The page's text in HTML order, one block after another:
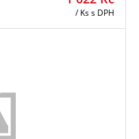
/ Kss DPH